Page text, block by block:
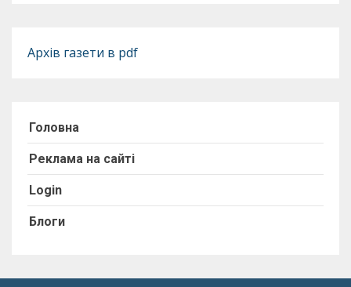
Архів газети в pdf
Головна
Реклама на сайті
Login
Блоги